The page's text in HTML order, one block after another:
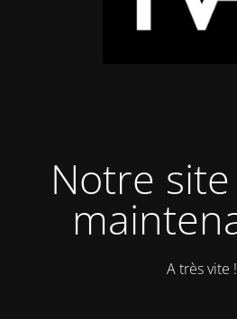
Notre
A très vite !